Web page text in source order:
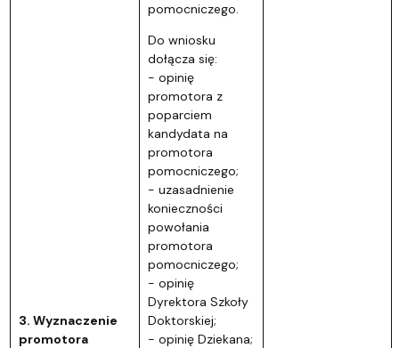
3. Wyznaczenie
promotora
pomocniczego.
Do wniosku
dołącza się:
- opinię
promotora z
poparciem
kandydata na
promotora
pomocniczego;
- uzasadnienie
konieczności
powołania
promotora
pomocniczego;
- opinię
Dyrektora Szkoły
Doktorskiej;
- opinię Dziekana;